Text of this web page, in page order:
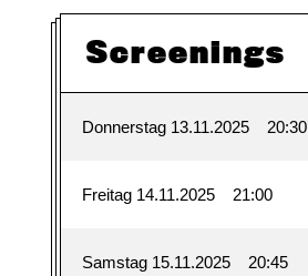
Screenings
Donnerstag 13.11.2025 20:30
Freitag 14.11.2025 21:00
Samstag 15.11.2025 20:45